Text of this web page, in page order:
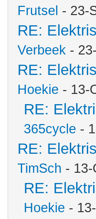
Frutsel - 23-
RE:
Verbeek -
RE:
Hoekie - 13-
RE:
365cycle -
RE:
TimSch - 13-
RE:
Hoekie -